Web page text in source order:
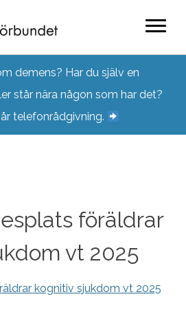
demens? Har du själv en
står nära någon som har det?
telefonrådgivning.
föräldrar
vt 2025
kognitiv sjukdom vt 2025